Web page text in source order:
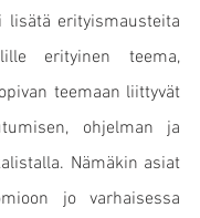
lisätä erityismausteita
erityinen teema,
teemaan liittyvät
ohjelman ja
Nämäkin asiat
jo varhaisessa